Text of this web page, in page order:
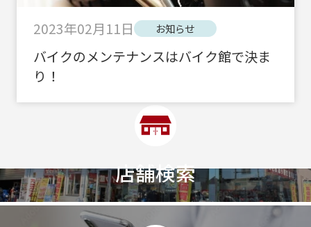
2023年02月11日 お知らせ
バイクのメンテナンスはバイク館で決ま
り！
店舗検索